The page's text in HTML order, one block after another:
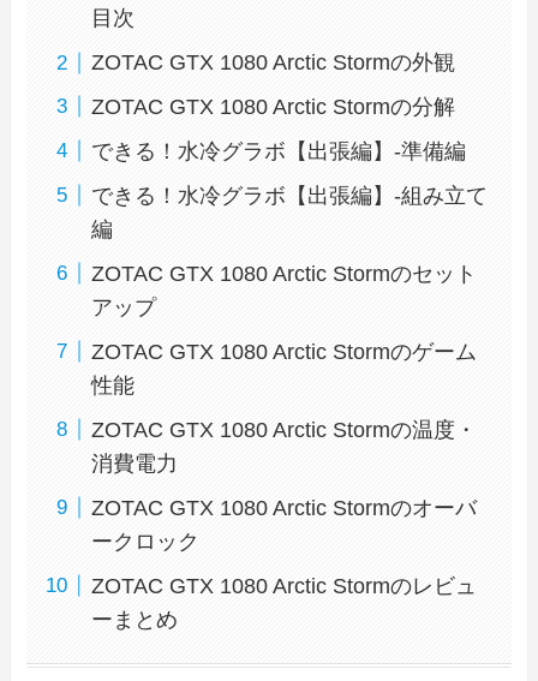
目次
ZOTAC GTX 1080 Arctic Stormの外観
ZOTAC GTX 1080 Arctic Stormの分解
できる！水冷グラボ【出張編】-準備編
できる！水冷グラボ【出張編】-組み立て
編
ZOTAC GTX 1080 Arctic Stormのセット
アップ
ZOTAC GTX 1080 Arctic Stormのゲーム
性能
ZOTAC GTX 1080 Arctic Stormの温度・
消費電力
ZOTAC GTX 1080 Arctic Stormのオーバ
ークロック
ZOTAC GTX 1080 Arctic Stormのレビュ
ーまとめ